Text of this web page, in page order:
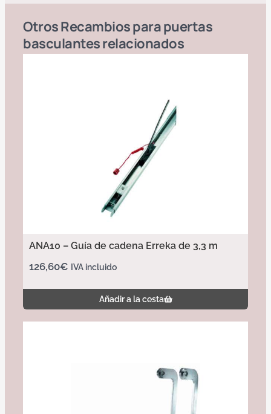
OtrosRecambios para puertas
basculantesrelacionados
ANA10 – Guía de cadena Erreka de 3,3 m
126,60€ IVA incluido
Añadir a la cesta